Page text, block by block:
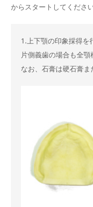
からスタートしてください
1.上下顎の印象採得を
片側義歯の場合も全顎
なお、石膏は硬石膏ま